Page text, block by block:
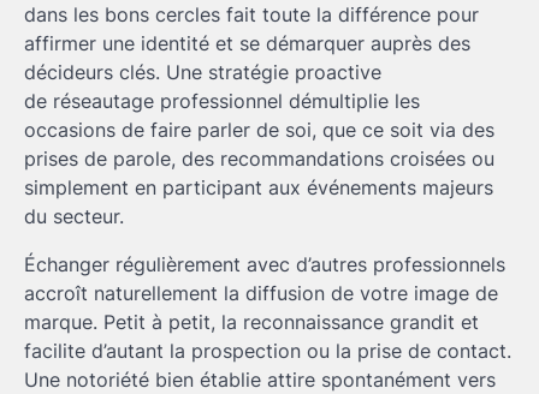
dans les bons cercles fait toute la différence pour
affirmer une identité et se démarquer auprès des
décideurs clés. Une stratégie proactive
de réseautage professionnel démultiplie les
occasions de faire parler de soi, que ce soit via des
prises de parole, des recommandations croisées ou
simplement en participant aux événements majeurs
du secteur.
Échanger régulièrement avec d’autres professionnels
accroît naturellement la diffusion de votre image de
marque. Petit à petit, la reconnaissance grandit et
facilite d’autant la prospection ou la prise de contact.
Une notoriété bien établie attire spontanément vers